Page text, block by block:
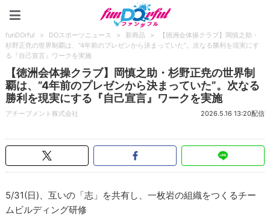
funDOrful > DOスポーツニュース > 新商品 >
【徳洲会体操クラブ】岡慎之助・
杉野正尭の世界制覇は、”4年前のプレゼンから決まっていた”。次なる勝利を現実にす
る『自己宣言』ワークを実施
【徳洲会体操クラブ】岡慎之助・杉野正尭の世界制
覇は、”4年前のプレゼンから決まっていた”。次なる
勝利を現実にする『自己宣言』ワークを実施
アチーブメント株式会社 2026.5.16 13:20配信
5/31(日)、互いの「志」を共有し、一枚岩の組織をつくるチー
ムビルディング研修